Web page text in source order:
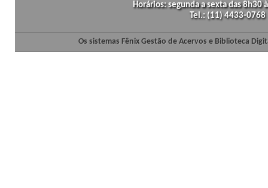
Horários: segunda a sexta das
Tel.: (11) 4433-
Os sistemas Fênix Gestão de Acervos e Biblioteca